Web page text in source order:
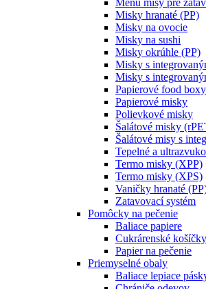
Misky hranaté (PP)
Misky na ovocie
Misky na sushi
Misky okrúhle (PP)
Misky s
Misky s
Papierové food boxy
Papierové misky
Polievkové misky
Šalátové misky
Šalátové misy s
Tepelné a
Termo misky (XPP)
Termo misky (XPS)
Vaničky hranaté
Zatavovací systém
Pomôcky na pečenie
Baliace papiere
Cukrárenské
Papier na pečenie
Priemyselné obaly
Baliace lepiace